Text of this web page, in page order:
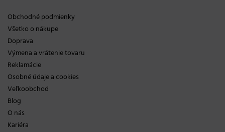
Obchodné podmienky
Všetko o nákupe
Doprava
Výmena a vrátenie tovaru
Reklamácie
Osobné údaje a cookies
Veľkoobchod
Blog
O nás
Kariéra